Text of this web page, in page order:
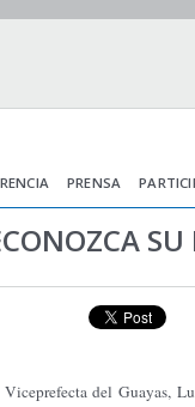
PRENSA
del Guayas,